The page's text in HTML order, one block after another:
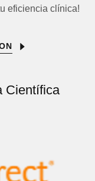
eficiencia clínica!
Científica